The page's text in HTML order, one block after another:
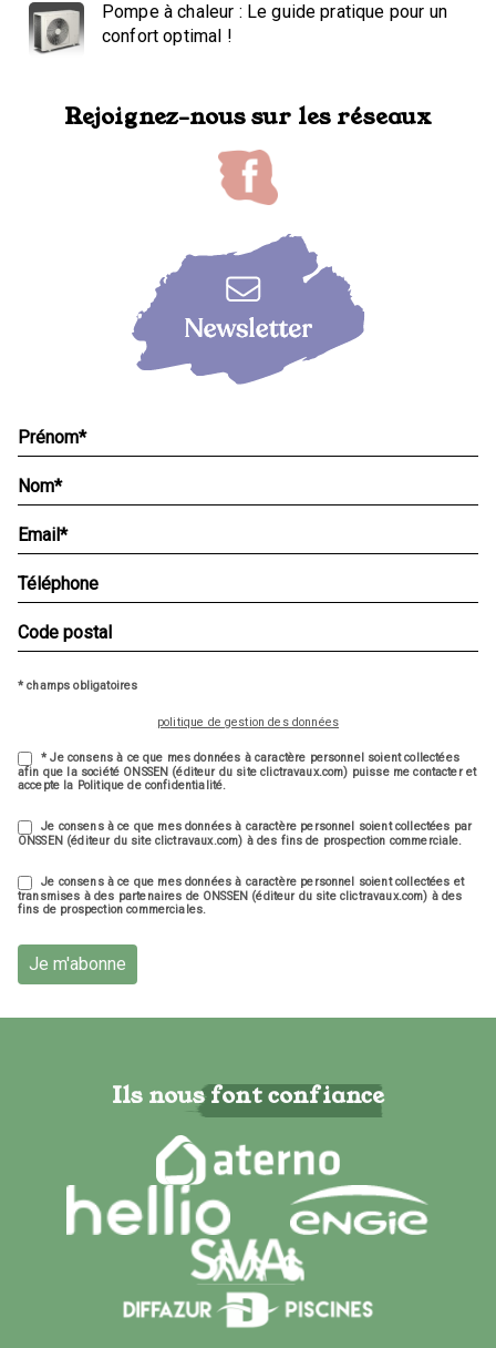
Pompe à chaleur : Le guide pratique pour un
confort optimal !
Rejoignez-nous sur les réseaux
* champs obligatoires
politique de gestion des données
* Je consens à ce que mes données à caractère personnel soient collectées
afin que la société ONSSEN (éditeur du site clictravaux.com) puisse me contacter et
accepte la Politique de confidentialité.
Je consens à ce que mes données à caractère personnel soient collectées par
ONSSEN (éditeur du site clictravaux.com) à des fins de prospection commerciale.
Je consens à ce que mes données à caractère personnel soient collectées et
transmises à des partenaires de ONSSEN (éditeur du site clictravaux.com) à des
fins de prospection commerciales.
Je m'abonne
Ils nous font confiance